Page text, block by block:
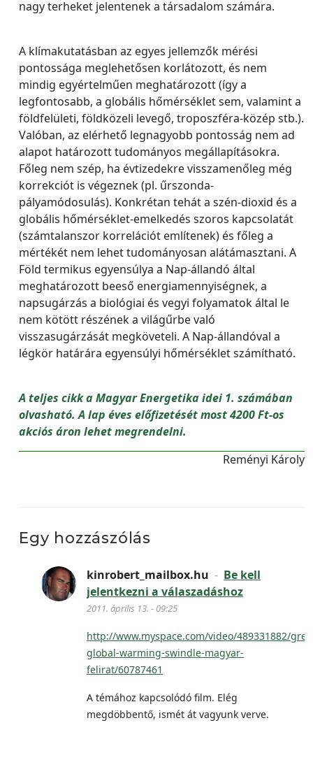
nagy terheket jelentenek a társadalom számára.
A klímakutatásban az egyes jellemzők mérési
pontossága meglehetősen korlátozott, és nem
mindig egyértelműen meghatározott (így a
legfontosabb, a globális hőmérséklet sem, valamint a
földfelületi, földközeli levegő, troposzféra-közép stb.).
Valóban, az elérhető legnagyobb pontosság nem ad
alapot határozott tudományos megállapításokra.
Főleg nem szép, ha évtizedekre visszamenőleg még
korrekciót is végeznek (pl. űrszonda-
pályamódosulás). Konkrétan tehát a szén-dioxid és a
globális hőmérséklet-emelkedés szoros kapcsolatát
(számtalanszor korrelációt említenek) és főleg a
mértékét nem lehet tudományosan alátámasztani. A
Föld termikus egyensúlya a Nap-állandó által
meghatározott beeső energiamennyiségnek, a
napsugárzás a biológiai és vegyi folyamatok által le
nem kötött részének a világűrbe való
visszasugárzását megköveteli. A Nap-állandóval a
légkör határára egyensúlyi hőmérséklet számítható.
A teljes cikk a Magyar Energetika idei 1. számában
olvasható. A lap éves előfizetését most 4200 Ft-os
akciós áron lehet megrendelni.
Reményi Károly
Egy hozzászólás
kinrobert_mailbox.hu - Be kell
jelentkezni a válaszadáshoz
2011. április 13. - 09:25
http://www.myspace.com/video/489331882/
global-warming-swindle-magyar-
felirat/60787461
A témához kapcsolódó film. Elég
megdöbbentő, ismét át vagyunk verve.